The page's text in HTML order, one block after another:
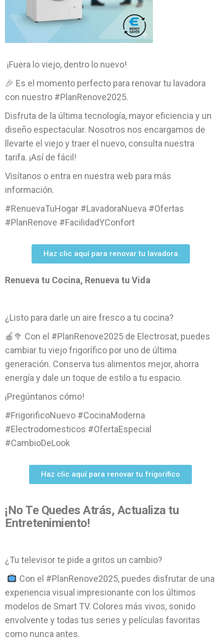
¡Fuera lo viejo, dentro lo nuevo!
🎉 Es el momento perfecto para renovar tu lavadora
con nuestro #PlanRenove2025.
Disfruta de la última tecnología, mayor eficiencia y un
diseño espectacular. Nosotros nos encargamos de
llevarte el viejo y traer el nuevo, consulta nuestra
tarifa. ¡Así de fácil!
Visítanos o entra en nuestra web para más
información.
#RenuevaTuHogar #LavadoraNueva #Ofertas
#PlanRenove #FacilidadYConfort
Haz clic aquí para renovar tu lavadora
Renueva tu Cocina, Renueva tu Vida
¿Listo para darle un aire fresco a tu cocina?
🍎🥦 Con el #PlanRenove2025 de Electrosat, puedes
cambiar tu viejo frigorífico por uno de última
generación. Conserva tus alimentos mejor, ahorra
energía y dale un toque de estilo a tu espacio.
¡Pregúntanos cómo!
#FrigorificoNuevo #CocinaModerna
#Electrodomesticos #OfertaEspecial
#CambioDeLook
Haz clic aquí para renovar tu frigorifico
¡No Te Quedes Atrás, Actualiza tu
Entretenimiento!
¿Tu televisor te pide a gritos un cambio?
Con el #PlanRenove2025, puedes disfrutar de una
experiencia visual impresionante con los últimos
modelos de Smart TV. Colores más vivos, sonido
envolvente y todas tus series y películas favoritas
como nunca antes.